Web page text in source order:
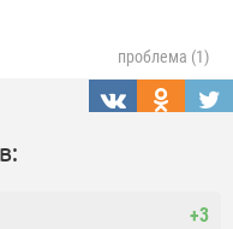
проблема (1)
+3